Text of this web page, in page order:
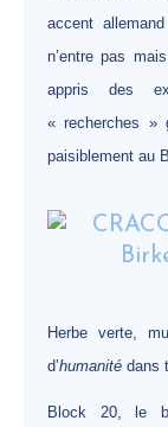
accent
n’entre pas
appris des
« recherches »
paisiblement au
Herbe verte,
d’humanité dans
Block 20, le